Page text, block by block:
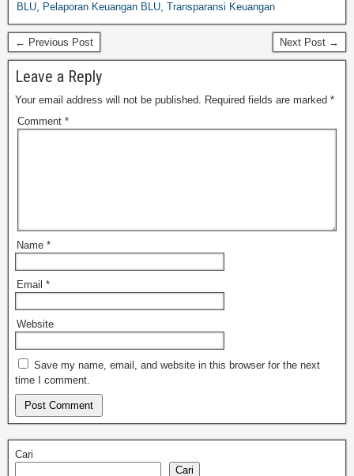
BLU, Pelaporan Keuangan BLU, Transparansi Keuangan
← Previous Post Next Post →
Leave a Reply
Your email address will not be published. Required fields are marked *
Comment *
Name *
Email *
Website
Save my name, email, and website in this browser for the next
time I comment.
Cari
Cari